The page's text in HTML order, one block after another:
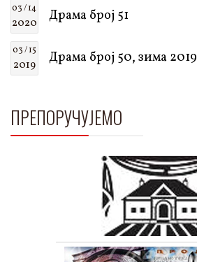
03 / 14
2020 Драма број 51
03 / 15
2019 Драма број 50, зима 2019
ПРЕПОРУЧУЈЕМО